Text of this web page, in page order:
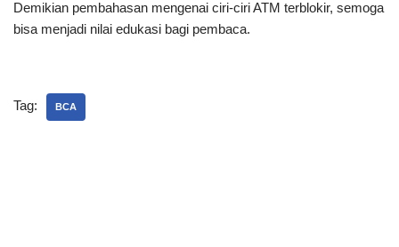
Demikian pembahasan mengenai ciri-ciri ATM terblokir, semoga
bisa menjadi nilai edukasi bagi pembaca.
Tag: BCA